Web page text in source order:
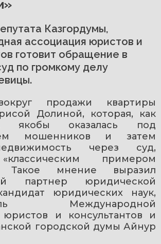
Казгордумы,
ассоциация юристов и
готовит обращение в
по громкому делу
продажи квартиры
Долиной, которая, как
якобы оказалась под
мошенников и затем
через суд,
примером
Такое мнение выразил
партнер юридической
юридических наук,
Международной
юристов и консультантов и
городской думы Айнур